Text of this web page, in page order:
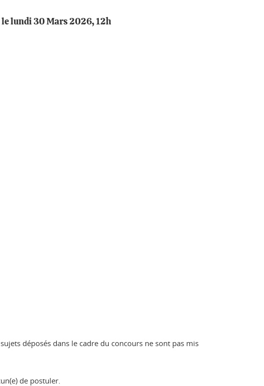
le lundi 30 Mars 2026, 12h
déposés dans le cadre du concours ne sont pas mis
de postuler.